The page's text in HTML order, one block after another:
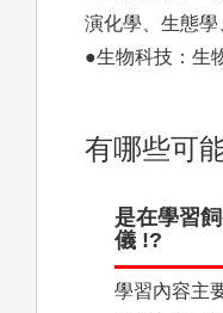
演化學、生態
●生物科技：生
有哪些可
是在學習
儀 !?
學習內容主